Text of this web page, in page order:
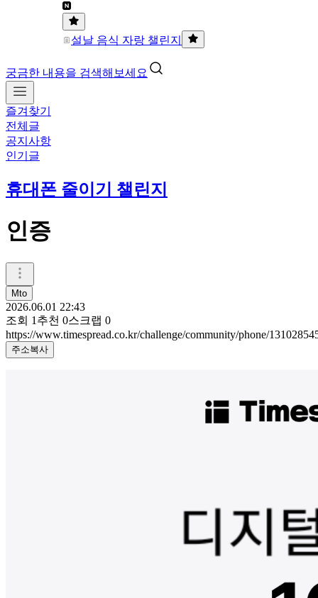
설날 음식 자랑 챌린지
궁금한 내용을 검색해보세요
즐겨찾기
전체글
공지사항
인기글
휴대폰 줄이기 챌린지
인증
Mto
2026.06.01 22:43
조회 1 추천 0스크랩 0
https://www.timespread.co.kr/challenge/community/phone/
주소복사